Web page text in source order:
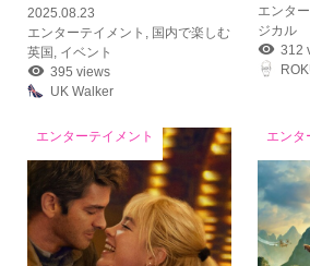
2025.08.23
エンターテイメント
国内で楽しむ
英国 イベント
395 views
UK Walker
エンタ
ジカル
312
エンターテイメント エンタ